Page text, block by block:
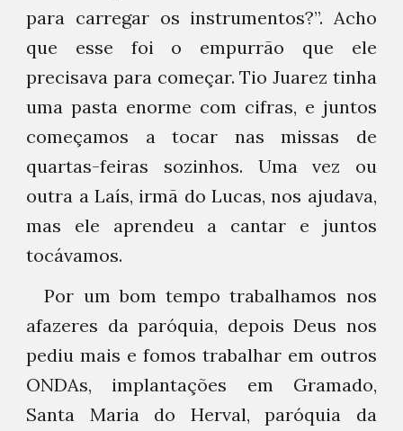
para carregar os instrumentos?”. Acho
que esse foi o empurrão que ele
precisava para começar. Tio Juarez tinha
uma pasta enorme com cifras, e juntos
começamos a tocar nas missas de
quartas-feiras sozinhos. Uma vez ou
outra a Laís, irmã do Lucas, nos ajudava,
mas ele aprendeu a cantar e juntos
tocávamos.
Por um bom tempo trabalhamos nos
afazeres da paróquia, depois Deus nos
pediu mais e fomos trabalhar em outros
ONDAs, implantações em Gramado,
Santa Maria do Herval, paróquia da